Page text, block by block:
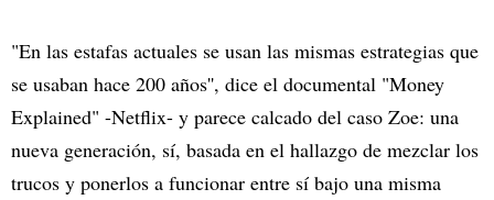
"En las estafas actuales se usan las mismas estrategias que
se usaban hace 200 años'', dice el documental "Money
Explained" -Netflix- y parece calcado del caso Zoe: una
nueva generación, sí, basada en el hallazgo de mezclar los
trucos y ponerlos a funcionar entre sí bajo una misma